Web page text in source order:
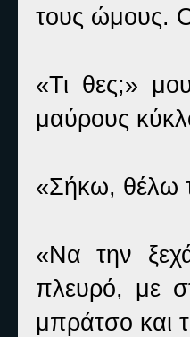
τους ώμους. Ο
«Τι θες;»
μαύρους
«Σήκω, θέλω
«Να την
πλευρό, με
μπράτσο και